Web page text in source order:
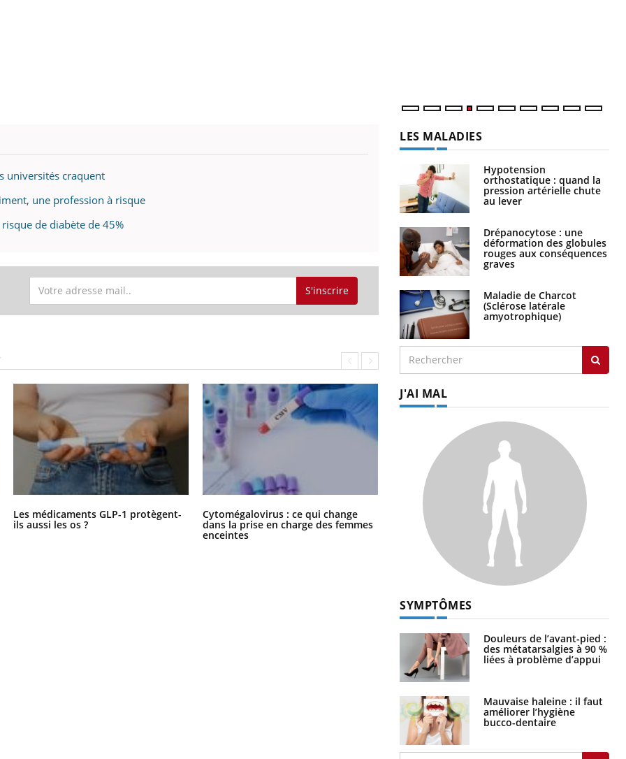
universités craquent
une profession à risque
de diabète de 45%
S'inscrire
Les médicaments GLP-1 protègent-
ils aussi les os ?
Cytomégalovirus : ce qui change
dans la prise en charge des femmes
enceintes
La sieste empêche-t-elle de dormir
la nuit ?
LES MALADIES
Hypotension
orthostatique : quand la
pression artérielle chute
au lever
Drépanocytose : une
déformation des globules
rouges aux conséquences
graves
Maladie de Charcot
(Sclérose latérale
amyotrophique)
J'AI MAL
SYMPTÔMES
Douleurs de l’avant-pied :
des métatarsalgies à 90 %
liées à problème d’appui
Mauvaise haleine : il faut
améliorer l’hygiène
bucco-dentaire